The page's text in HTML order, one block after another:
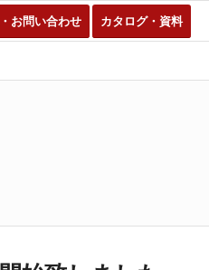
お問い合わせ カタログ・資料